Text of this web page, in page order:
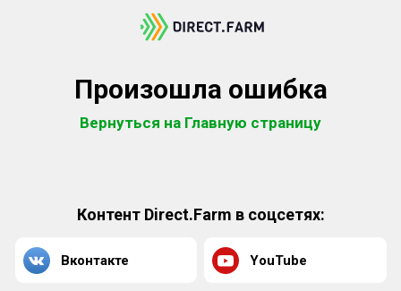
Произошла ошибка
Вернуться на Главную страницу
Контент Direct.Farm в соцсетях:
Вконтакте YouTube